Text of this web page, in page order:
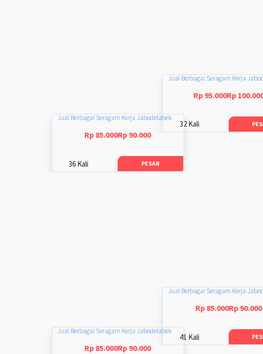
Jual Berbagai Seragam Kerja
Rp 95.000Rp
32 Kali
Jual Berbagai Seragam Kerja Jabodetabek
Rp 85.000Rp 90.000
36 Kali PESAN
Jual Berbagai Seragam Kerja
Rp 85.000Rp 90.000
41 Kali
Jual Berbagai Seragam Kerja Jabodetabek
Rp 85.000Rp 90.000